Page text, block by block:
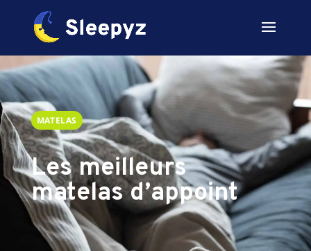
MATELAS
Les meilleurs
matelas d’appoint